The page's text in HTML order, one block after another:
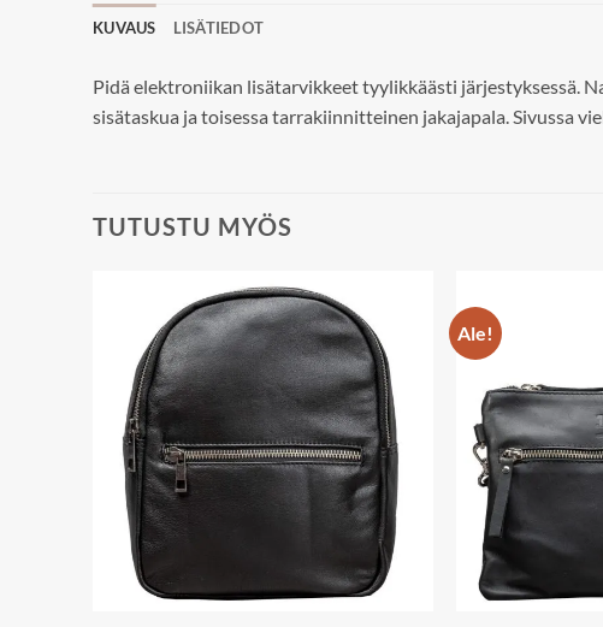
KUVAUS LISÄTIEDOT
Pidä elektroniikan lisätarvikkeet tyylikkäästi järjestyksessä.
sisätaskua ja toisessa tarrakiinnitteinen jakajapala. Sivussa
TUTUSTU MYÖS
Add to
wishlist
Ale!